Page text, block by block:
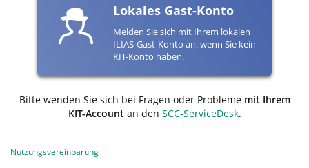
Lokales Gast-Konto
Melden Sie sich mit Ihrem lokalen
ILIAS-Gast-Konto an, wenn Sie kein
KIT-Konto haben.
Bitte wenden Sie sich bei Fragen oder Probleme mit Ihrem
KIT-Accountan den SCC-ServiceDesk.
Nutzungsvereinbarung